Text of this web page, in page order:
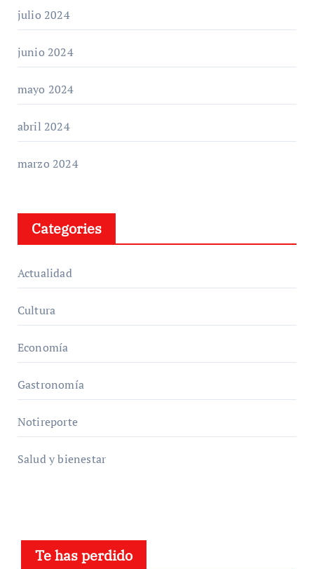
julio 2024
junio 2024
mayo 2024
abril 2024
marzo 2024
Categories
Actualidad
Cultura
Economía
Gastronomía
Notireporte
Salud y bienestar
Te has perdido